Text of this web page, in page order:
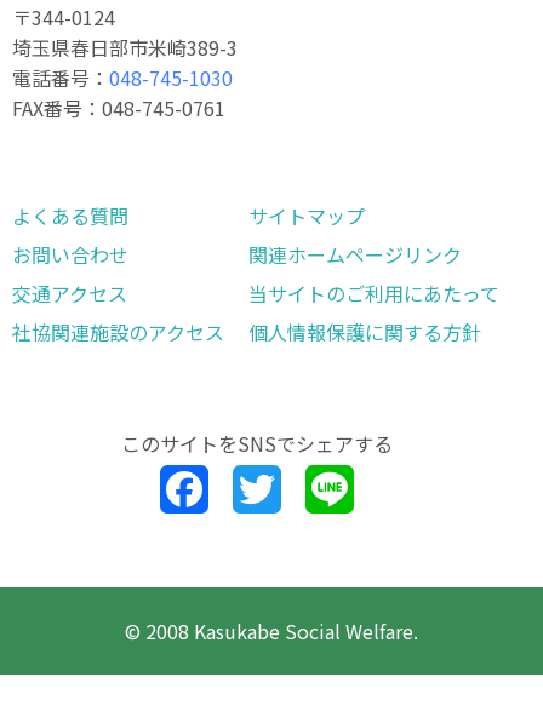
〒344-0124
埼玉県春日部市米崎389-3
電話番号： 048-745-1030
FAX番号：048-745-0761
よくある質問
お問い合わせ
交通アクセス
社協関連施設のアクセス
サイトマップ
関連ホームページリンク
当サイトのご利用にあたって
個人情報保護に関する方針
このサイトをSNSでシェアする
Facebook Twitter
© 2008 Kasukabe Social Welfare.